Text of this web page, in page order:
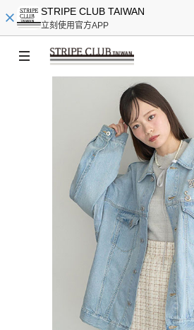
STRIPE CLUB TAIWAN
立刻使用官方APP